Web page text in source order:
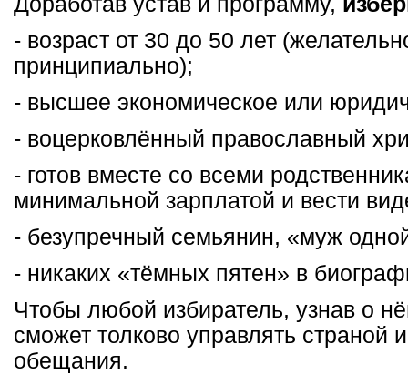
- возраст от 30 до 50 лет
принципиально);
- высшее экономическое или
- воцерковлённый православный
- готов вместе со всеми
минимальной зарплатой и вести
- безупречный семьянин, «муж
- никаких «тёмных пятен» в
Чтобы любой избиратель, узнав о
сможет толково управлять страной
обещания.